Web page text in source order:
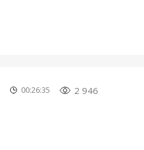
00:26:35
2 946